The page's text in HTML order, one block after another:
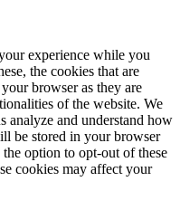
experience while you
the cookies that are
browser as they are
of the website. We
analyze and understand how
be stored in your browser
option to opt-out of these
cookies may affect your